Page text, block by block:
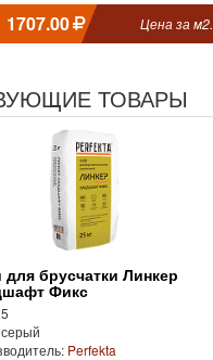
1707.00 Цена за м2.
ТОВАРЫ
Фикс
Perfekta